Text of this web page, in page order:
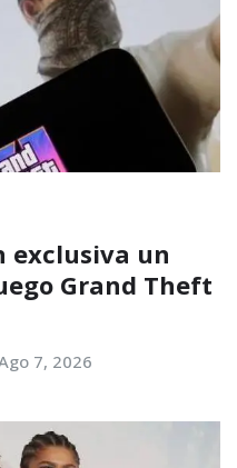
exclusiva un
Grand Theft
7, 2026